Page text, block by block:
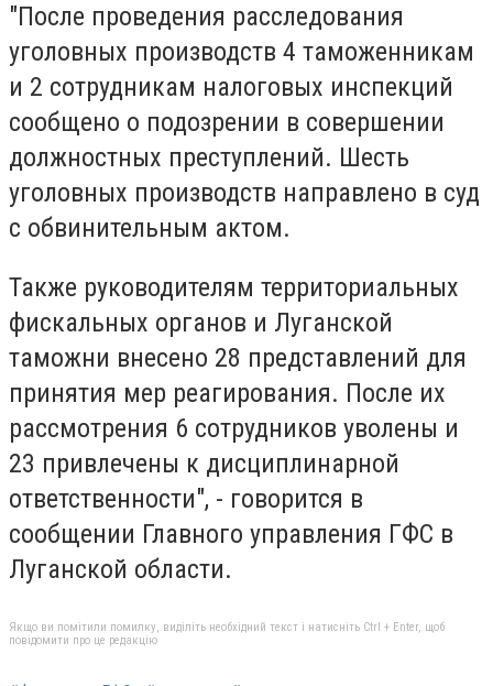
"После проведения расследования
уголовных производств 4 таможенникам
и 2 сотрудникам налоговых инспекций
сообщено о подозрении в совершении
должностных преступлений. Шесть
уголовных производств направлено в суд
с обвинительным актом.
Также руководителям территориальных
фискальных органов и Луганской
таможни внесено 28 представлений для
принятия мер реагирования. После их
рассмотрения 6 сотрудников уволены и
23 привлечены к дисциплинарной
ответственности", - говорится в
сообщении Главного управления ГФС в
Луганской области.
Якщо ви помітили помилку, виділіть необхідний текст і натисніть Ctrl + Enter, щоб
повідомити про це редакцію